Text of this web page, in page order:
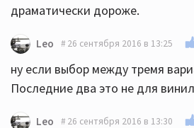
драматически дороже.
Leo 26 сентября 2016 в 13:25
ну если выбор между тремя
Последние два это не для
Leo 26 сентября 2016 в 13:30